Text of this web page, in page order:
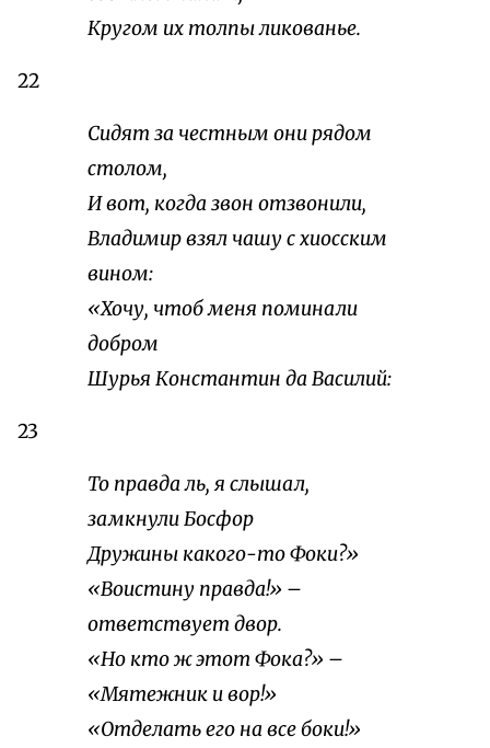
Кругом их толпы ликованье.
22
Сидят за честным они рядом
столом,
И вот, когда звон отзвонили,
Владимир взял чашу с хиосским
вином:
«Хочу, чтоб меня поминали
добром
Шурья Константин да Василий:
23
То правда ль, я слышал,
замкнули Босфор
Дружины какого-то Фоки?»
«Воистину правда!» –
ответствует двор.
«Но кто ж этот Фока?» –
«Мятежник и вор!»
«Отделать его на все боки!»